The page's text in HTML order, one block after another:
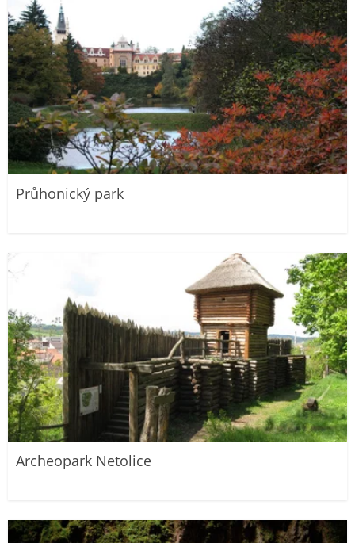
Průhonický park
Archeopark Netolice